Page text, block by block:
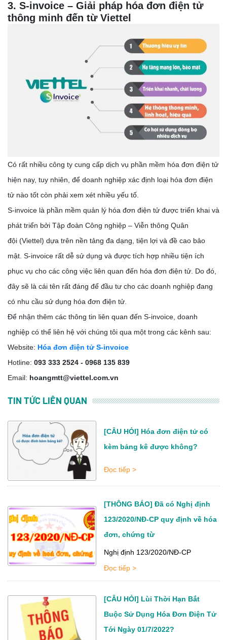
3. S-invoice – Giải pháp hóa đơn điện tử
thông minh đến từ Viettel
Có rất nhiều công ty cung cấp dịch vụ phần mềm hóa đơn điện tử
hiện nay, tuy nhiên, để doanh nghiệp xác định loại hóa đơn điện
tử nào tốt còn phải xem xét nhiều yếu tố.
S-invoice là phần mềm quản lý hóa đơn điện tử được triển khai và
phát triển bởi Tập đoàn Công nghiệp – Viễn thông Quân
đội (Viettel) dựa trên nền tảng đa dạng, tiện lợi và đề cao bảo
mật. S-invoice rất dễ sử dụng và được tích hợp nhiều tiện ích
phục vụ cho các công việc liên quan đến hóa đơn điện tử. Do đó,
đây sẽ là cái tên rất đáng để đầu tư cho các doanh nghiệp đang
có nhu cầu sử dụng hóa đơn điện tử.
Để nhận thêm các thông tin liên quan đến S-invoice , doanh
nghiệp có thể liên hệ với chúng tôi qua một trong các kênh sau:
Website: Hóa đơn điện tử S-invoice
Hotline: 093 333 2524 - 0968 135 839
Email: hoangmtt@viettel.com.vn
TIN TỨC LIÊN QUAN
[CÂU HỎI] Hóa đơn điện tử có
kèm bảng kê được không?
Đọc tiếp >
[THÔNG BÁO] Đã có Nghị định
123/2020/NĐ-CP quy định về hóa
đơn, chứng từ
Nghị định 123/2020/NĐ-CP
Đọc tiếp >
[CÂU HỎI] Lùi Thời Hạn Bắt
Buộc Sử Dụng Hóa Đơn Điện Tử
Tới Ngày 01/7/2022?